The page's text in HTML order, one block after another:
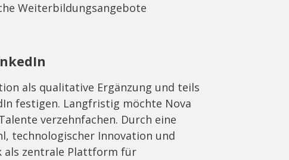
Weiterbildungsangebote
als qualitative Ergänzung und teils
festigen. Langfristig möchte Nova
verzehnfachen. Durch eine
technologischer Innovation und
als zentrale Plattform für